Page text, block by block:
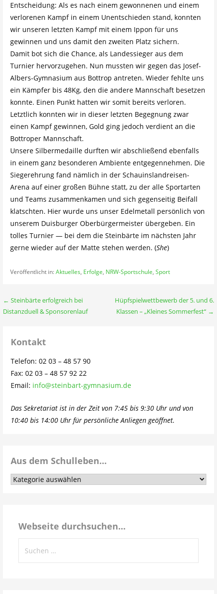
Entscheidung: Als es nach einem gewonnenen und einem
verlorenen Kampf in einem Unentschieden stand, konnten
wir unseren letzten Kampf mit einem Ippon für uns
gewinnen und uns damit den zweiten Platz sichern.
Damit bot sich die Chance, als Landessieger aus dem
Turnier hervorzugehen. Nun mussten wir gegen das Josef-
Albers-Gymnasium aus Bottrop antreten. Wieder fehlte uns
ein Kämpfer bis 48Kg, den die andere Mannschaft besetzen
konnte. Einen Punkt hatten wir somit bereits verloren.
Letztlich konnten wir in dieser letzten Begegnung zwar
einen Kampf gewinnen, Gold ging jedoch verdient an die
Bottroper Mannschaft.
Unsere Silbermedaille durften wir abschließend ebenfalls
in einem ganz besonderen Ambiente entgegennehmen. Die
Siegerehrung fand nämlich in der Schauinslandreisen-
Arena auf einer großen Bühne statt, zu der alle Sportarten
und Teams zusammenkamen und sich gegenseitig Beifall
klatschten. Hier wurde uns unser Edelmetall persönlich von
unserem Duisburger Oberbürgermeister übergeben. Ein
tolles Turnier — bei dem die Steinbärte im nächsten Jahr
gerne wieder auf der Matte stehen werden. (She)
Veröffentlicht in:Aktuelles, Erfolge, NRW-Sportschule, Sport
Beitragsnavigation
← Steinbärte erfolgreich bei
Distanzduell & Sponsorenlauf
Hüpfspielwettbewerb der 5. und 6.
Klassen – „Kleines Sommerfest“ →
Kontakt
Telefon: 02 03 – 48 57 90
Fax: 02 03 – 48 57 92 22
Email: info@steinbart-gymnasium.de
Das Sekretariat ist in der Zeit von 7:45 bis 9:30 Uhr und von
10:40 bis 14:00 Uhr für persönliche Anliegen geöffnet.
Aus dem Schulleben…
Aus
Webseite durchsuchen…
nach: